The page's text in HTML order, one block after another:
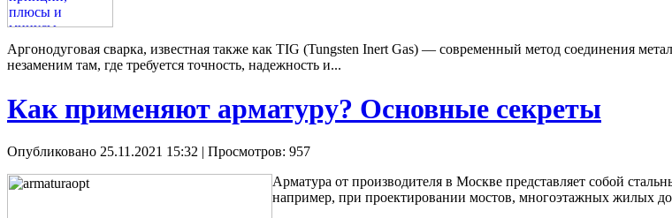
Аргонодуговая сварка, известная также как TIG (Tungsten Inert Gas) — современный метод соединения
незаменим там, где требуется точность, надежность и...
Как применяют арматуру? Основные секреты
Опубликовано 25.11.2021 15:32 | Просмотров: 957
Арматура от производителя в Москве представляет собой
например, при проектировании мостов, многоэтажных жилых